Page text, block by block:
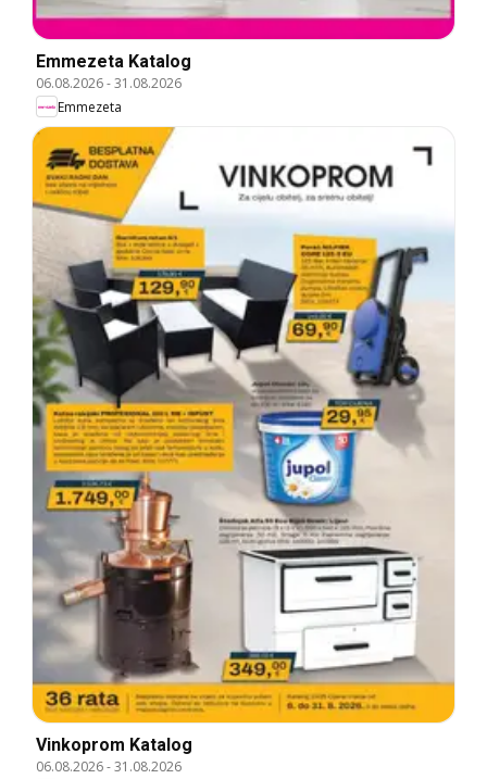
Emmezeta Katalog
06.08.2026-31.08.2026
Emmezeta
Vinkoprom Katalog
06.08.2026-31.08.2026